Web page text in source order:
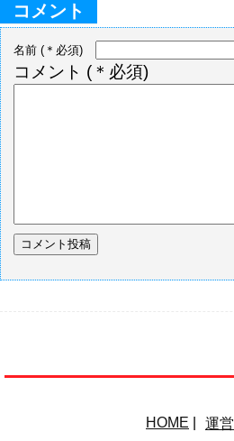
コメント
名前 (＊必須)
コメント (＊必須)
HOME 運営